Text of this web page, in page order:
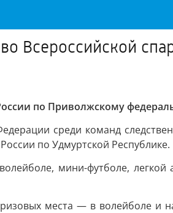
Всероссийской
по Приволжскому
среди команд
по Удмуртской Республике.
мини-футболе, легкой
места — в волейболе и